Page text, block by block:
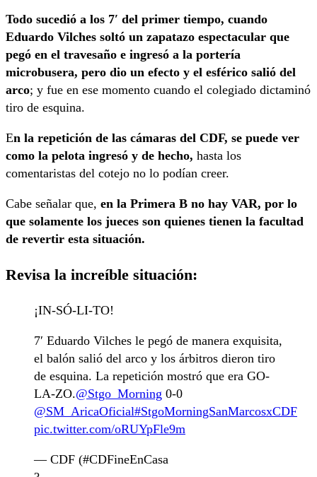
Todo sucedió a los 7′ del primer tiempo, cuando
Eduardo Vilches soltó un zapatazo espectacular que
pegó en el travesaño e ingresó a la portería
microbusera, pero dio un efecto y el esférico salió del
arco; y fue en ese momento cuando el colegiado dictaminó
tiro de esquina.
En la repetición de las cámaras del CDF, se puede ver
como la pelota ingresó y de hecho, hasta los
comentaristas del cotejo no lo podían creer.
Cabe señalar que, en la Primera B no hay VAR, por lo
que solamente los jueces son quienes tienen la facultad
de revertir esta situación.
Revisa la increíble situación:
¡IN-SÓ-LI-TO!
7′ Eduardo Vilches le pegó de manera exquisita,
el balón salió del arco y los árbitros dieron tiro
de esquina. La repetición mostró que era GO-
LA-ZO.@Stgo_Morning 0-0
@SM_AricaOficial#StgoMorningSanMarcosxCDF
pic.twitter.com/oRUYpFle9m
— CDF (#CDFineEnCasa